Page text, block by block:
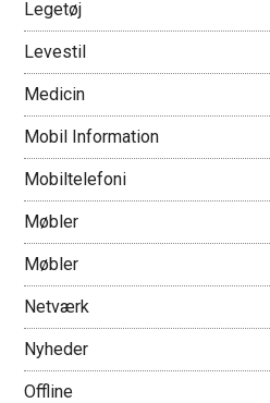
Legetøj
Levestil
Medicin
Mobil Information
Mobiltelefoni
Møbler
Møbler
Netværk
Nyheder
Offline